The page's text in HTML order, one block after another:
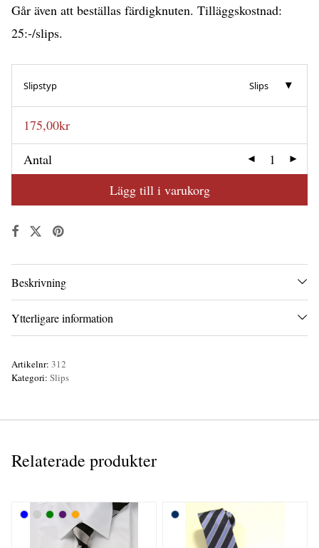
Går även att beställas färdigknuten. Tilläggskostnad:
25:-/slips.
Slipstyp Slips
175,00kr
Antal
Lägg till i varukorg
Beskrivning
Ytterligare information
Artikelnr: 312
Kategori: Slips
Relaterade produkter